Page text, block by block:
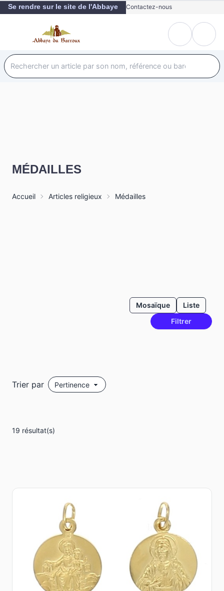
Se rendre sur le site de l'Abbaye Contactez-nous
MÉDAILLES
Accueil Articles religieux Médailles
Filtrer
Mosaïque Liste
Trier par
19 résultat(s)